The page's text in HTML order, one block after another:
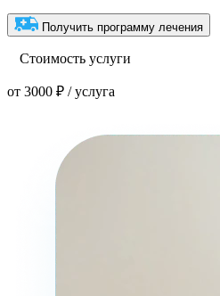
Получить программу лечения
Стоимость услуги
от 3000 ₽ / услуга